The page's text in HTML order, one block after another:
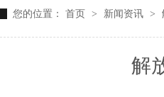
您的位置： 首页 > 新闻资讯 >
解